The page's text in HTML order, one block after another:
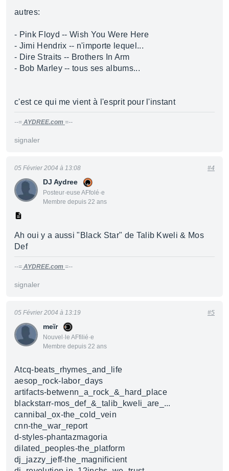
autres:
- Pink Floyd -- Wish You Were Here
- Jimi Hendrix -- n'importe lequel...
- Dire Straits -- Brothers In Arm
- Bob Marley -- tous ses albums...
c'est ce qui me vient à l'esprit pour l'instant
--= AYDREE.com =--
signaler
DJ Aydree
Posteur·euse AFfolé·e
Membre depuis 22 ans
05 Février 2004 à 13:08 #4
Ah oui y a aussi "Black Star" de Talib Kweli & Mos
Def
--= AYDREE.com =--
signaler
meïr
Nouvel·le AFfilié·e
Membre depuis 22 ans
05 Février 2004 à 13:19 #5
Atcq-beats_rhymes_and_life
aesop_rock-labor_days
artifacts-betwenn_a_rock_&_hard_place
blackstarr-mos_def_&_talib_kweli_are_...
cannibal_ox-the_cold_vein
cnn-the_war_report
d-styles-phantazmagoria
dilated_peoples-the_platform
dj_jazzy_jeff-the_magnificient